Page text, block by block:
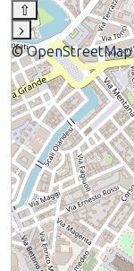
⇧
›
©OpenStreetMap